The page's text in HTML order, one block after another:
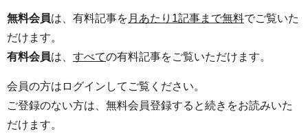
無料会員は、有料記事を 月あたり1記事まで無料でご覧いた
だけます。
有料会員は、 すべての有料記事をご覧いただけます。
会員の方はログインしてご覧ください。
ご登録のない方は、無料会員登録すると続きをお読みいた
だけます。